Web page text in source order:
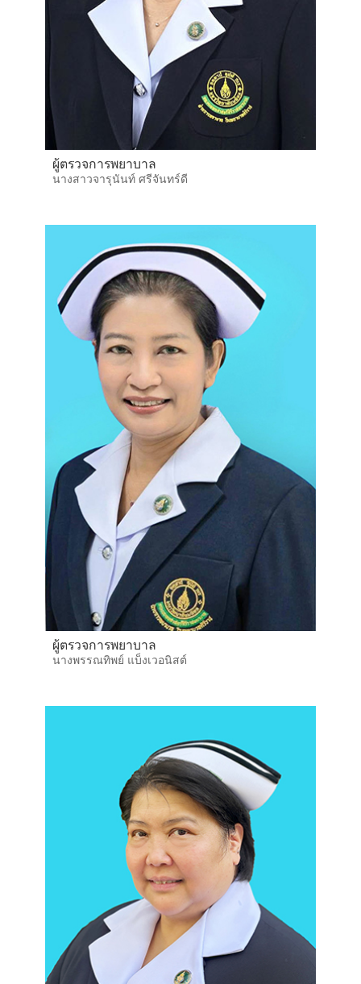
ผู้ตรวจการพยาบาล
นางสาวจารุนันท์ ศรีจันทร์ดี
ผู้ตรวจการพยาบาล
นางพรรณทิพย์ แบ็งเวอนิสต์